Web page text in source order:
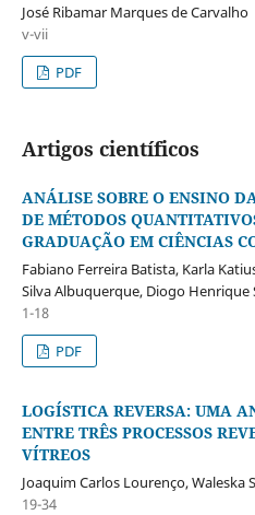
José Ribamar Marques de Carvalho
v-vii
PDF
Artigos científicos
ANÁLISE SOBRE O ENSINO
DE MÉTODOS
GRADUAÇÃO EM CIÊNCIAS
Fabiano Ferreira Batista, Karla
Silva Albuquerque, Diogo Henrique
1-18
PDF
LOGÍSTICA REVERSA: UMA
ENTRE TRÊS PROCESSOS
VÍTREOS
Joaquim Carlos Lourenço, Waleska
19-34